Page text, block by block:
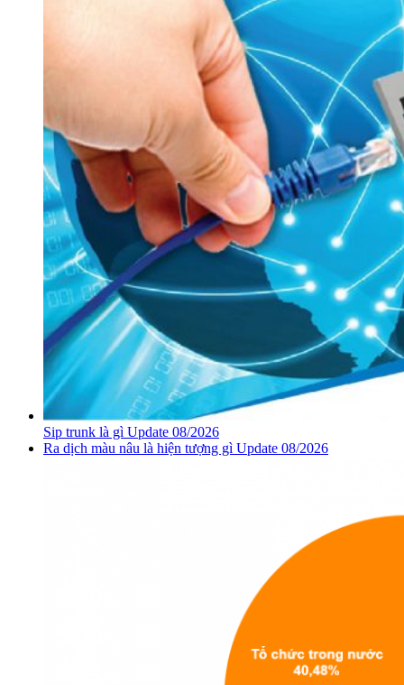
Sip trunk là gì Update 08/2026
Ra dịch màu nâu là hiện tượng gì Update 08/2026